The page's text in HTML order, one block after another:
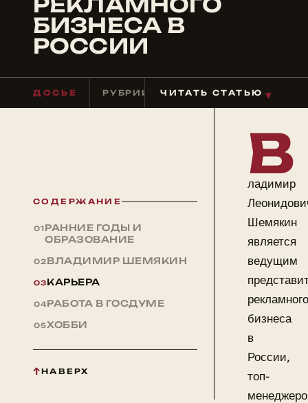
БИЗНЕСА В
РОССИИ
ДОСЬЕ РУБРИКАБИЗНЕСМЕНЫ
ЧИТАТЬ СТАТЬЮ ▼
СОДЕРЖАНИЕ
РАННИЕ ГОДЫ И
ОБРАЗОВАНИЕ
ВЛАДИМИР ШЕМЯКИН
КАРЬЕРА
РАБОТА В ГОСДУМЕ
ХОББИ
НАВЕРХ
В
ладимир
Шемякин
является
ведущим
рекламного
бизнеса
в
России,
топ-